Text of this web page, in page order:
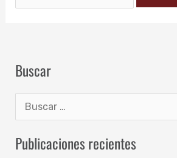
Buscar
sPublicaciones recientes